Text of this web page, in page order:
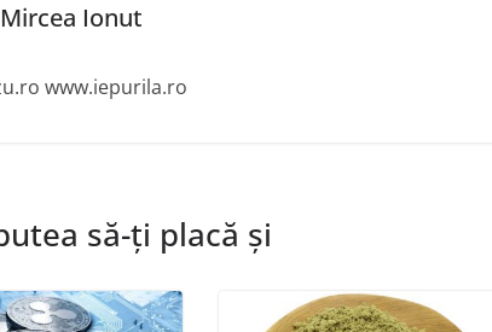
Ionut
www.iepurila.ro
să-ți placă și